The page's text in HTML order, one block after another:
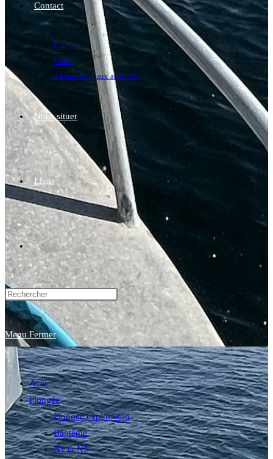
Contact
Contact
Tarifs
Abonnement aux actualités
Nous situer
Liens
Toggle
website
search
Menu Fermer
Actu
Plongée
Plongée exploration
Baptême
N1 et N2